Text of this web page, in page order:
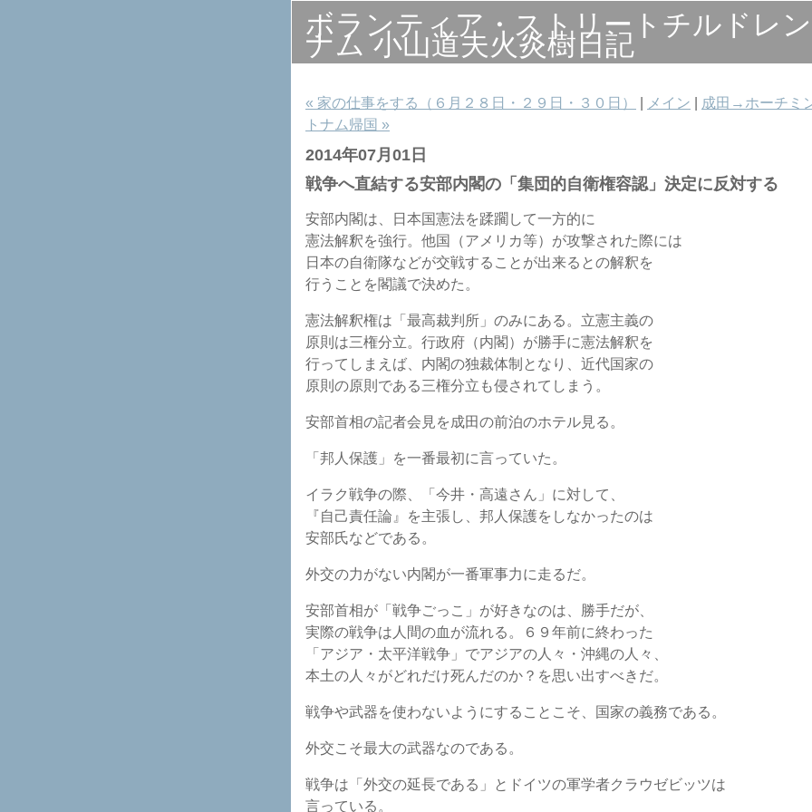
ボランティア・ストリートチルドレ
ナム 小山道夫火炎樹日記
« 家の仕事をする（６月２８日・２９日・３０日） メイン
成田→ホーチ
トナム帰国 »
2014年07月01日
戦争へ直結する安部内閣の「集団的自衛権容認」決定に反対する
安部内閣は、日本国憲法を蹂躙して一方的に
憲法解釈を強行。他国（アメリカ等）が攻撃された際には
日本の自衛隊などが交戦することが出来るとの解釈を
行うことを閣議で決めた。
憲法解釈権は「最高裁判所」のみにある。立憲主義の
原則は三権分立。行政府（内閣）が勝手に憲法解釈を
行ってしまえば、内閣の独裁体制となり、近代国家の
原則の原則である三権分立も侵されてしまう。
安部首相の記者会見を成田の前泊のホテル見る。
「邦人保護」を一番最初に言っていた。
イラク戦争の際、「今井・高遠さん」に対して、
『自己責任論』を主張し、邦人保護をしなかったのは
安部氏などである。
外交の力がない内閣が一番軍事力に走るだ。
安部首相が「戦争ごっこ」が好きなのは、勝手だが、
実際の戦争は人間の血が流れる。６９年前に終わった
「アジア・太平洋戦争」でアジアの人々・沖縄の人々、
本土の人々がどれだけ死んだのか？を思い出すべきだ。
戦争や武器を使わないようにすることこそ、国家の義務である。
外交こそ最大の武器なのである。
戦争は「外交の延長である」とドイツの軍学者クラウゼビッツは
言っている。